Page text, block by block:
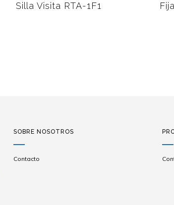
Silla Visita RTA-1F1
SOBRE NOSOTROS
Contacto